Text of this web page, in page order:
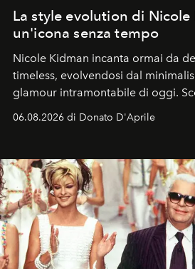
La style evolution di Nicole
un'icona senza tempo
Nicole Kidman incanta ormai da
timeless, evolvendosi dal
glamour intramontabile di oggi.
06.08.2026 di Donato D'Aprile